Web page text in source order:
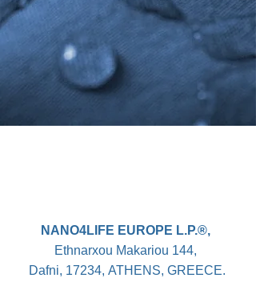
NANO4LIFE EUROPE L.P.®,
Ethnarxou Makariou 144,
Dafni, 17234, ATHENS, GREECE.